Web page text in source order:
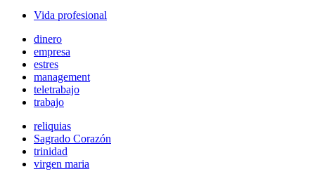
Vida profesional
dinero
empresa
estres
management
teletrabajo
trabajo
reliquias
Sagrado Corazón
trinidad
virgen maria